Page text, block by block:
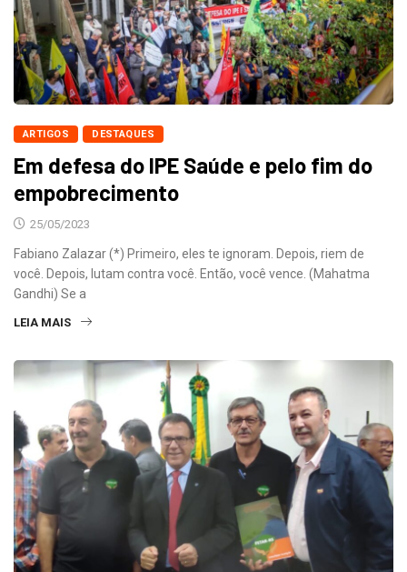
ARTIGOS DESTAQUES
Em defesa do IPE Saúde e pelo fim do
empobrecimento
25/05/2023
Fabiano Zalazar (*) Primeiro, eles te ignoram. Depois, riem de
você. Depois, lutam contra você. Então, você vence. (Mahatma
Gandhi) Se a
LEIA MAIS